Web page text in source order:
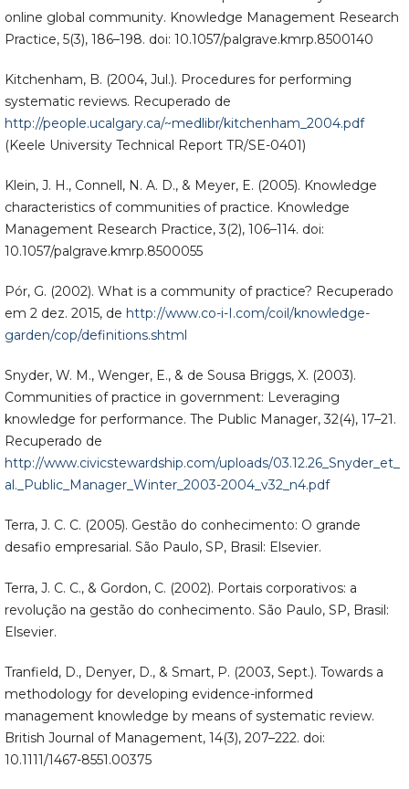
online global community. Knowledge Management Research
Practice, 5(3), 186–198. doi: 10.1057/palgrave.kmrp.8500140
Kitchenham, B. (2004, Jul.). Procedures for performing
systematic reviews. Recuperado de
http://people.ucalgary.ca/~medlibr/kitchenham_2004.pdf
(Keele University Technical Report TR/SE-0401)
Klein, J. H., Connell, N. A. D., & Meyer, E. (2005). Knowledge
characteristics of communities of practice. Knowledge
Management Research Practice, 3(2), 106–114. doi:
10.1057/palgrave.kmrp.8500055
Pór, G. (2002). What is a community of practice? Recuperado
em 2 dez. 2015, de http://www.co-i-I.com/coil/knowledge-
garden/cop/definitions.shtml
Snyder, W. M., Wenger, E., & de Sousa Briggs, X. (2003).
Communities of practice in government: Leveraging
knowledge for performance. The Public Manager, 32(4), 17–21.
Recuperado de
http://www.civicstewardship.com/uploads/03.12.26_Snyder_et_
al._Public_Manager_Winter_2003-2004_v32_n4.pdf
Terra, J. C. C. (2005). Gestão do conhecimento: O grande
desafio empresarial. São Paulo, SP, Brasil: Elsevier.
Terra, J. C. C., & Gordon, C. (2002). Portais corporativos: a
revolução na gestão do conhecimento. São Paulo, SP, Brasil:
Elsevier.
Tranfield, D., Denyer, D., & Smart, P. (2003, Sept.). Towards a
methodology for developing evidence-informed
management knowledge by means of systematic review.
British Journal of Management, 14(3), 207–222. doi:
10.1111/1467-8551.00375